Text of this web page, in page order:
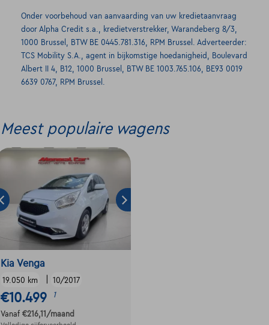
Onder voorbehoud van aanvaarding van uw kredietaanvraag
door Alpha Credit s.a., kredietverstrekker, Warandeberg 8/3,
1000 Brussel, BTW BE 0445.781.316, RPM Brussel. Adverteerder:
TCS Mobility S.A., agent in bijkomstige hoedanigheid, Boulevard
Albert II 4, B12, 1000 Brussel, BTW BE 1003.765.106, BE93 0019
6639 0767, RPM Brussel.
Meest populaire wagens
Kia Venga
19.050 km 10/2017
€10.499 1
Vanaf €216,11 /maand